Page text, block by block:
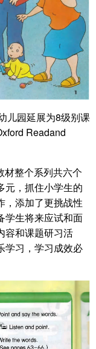
儿园延展为8级别课
Readand
材整个系列共六个
元，抓住小学生的
，添加了更挑战性
学生将来应试和面
容和课题研习活
学习，学习成效必